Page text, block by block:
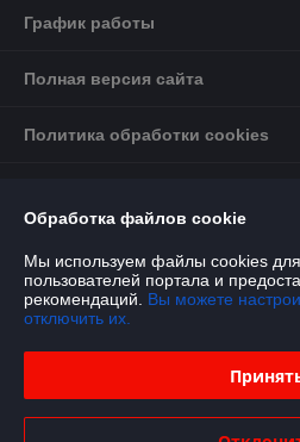
График работы
Полная версия сайта
Политика обработки cookies
Информация для покупателя
Юридическое лицо:Частное
220024, г. Минск, ул. Бабушкина, д. 25,
Регистрационный номер ЕГР:
Регистрационный орган: Минский
Обработка файлов cookie
Мы используем файлы cookies для
пользователей портала и
рекомендаций. Вы можете
отключить их.